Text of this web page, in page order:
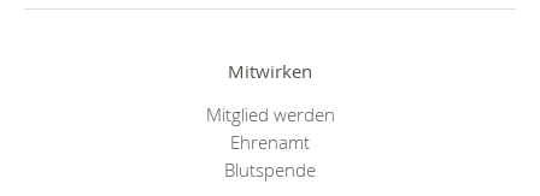
Mitwirken
Mitglied werden
Ehrenamt
Blutspende